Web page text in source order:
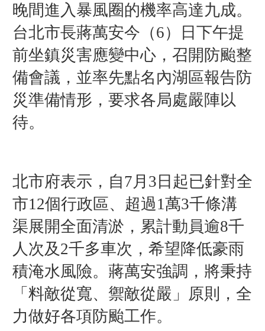
晚間進入暴風圈的機率高達九成。
台北市長蔣萬安今（6）日下午提
前坐鎮災害應變中心，召開防颱整
備會議，並率先點名內湖區報告防
災準備情形，要求各局處嚴陣以
待。
北市府表示，自7月3日起已針對全
市12個行政區、超過1萬3千條溝
渠展開全面清淤，累計動員逾8千
人次及2千多車次，希望降低豪雨
積淹水風險。蔣萬安強調，將秉持
「料敵從寬、禦敵從嚴」原則，全
力做好各項防颱工作。